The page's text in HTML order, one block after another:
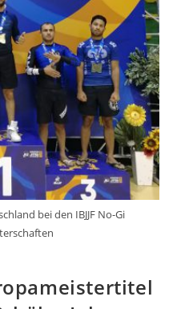
bei den IBJJF No-Gi